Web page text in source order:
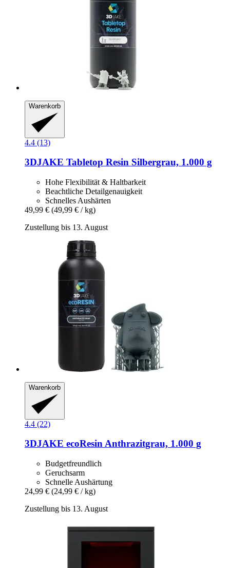
Warenkorb
4.4 (13)
3DJAKE Tabletop Resin Silbergrau, 1.000 g
Hohe Flexibilität & Haltbarkeit
Beachtliche Detailgenauigkeit
Schnelles Aushärten
49,99 € (49,99 € / kg)
Zustellung bis 13. August
Warenkorb
4.4 (22)
3DJAKE ecoResin Anthrazitgrau, 1.000 g
Budgetfreundlich
Geruchsarm
Schnelle Aushärtung
24,99 € (24,99 € / kg)
Zustellung bis 13. August